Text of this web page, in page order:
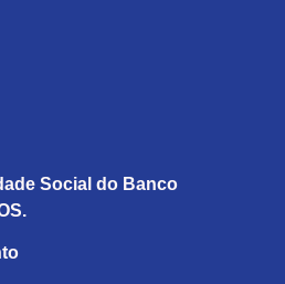
Social do Banco